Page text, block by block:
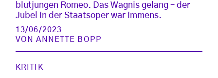
blutjungen Romeo. Das Wagnis gelang – der
Jubel in der Staatsoper war immens.
13/06/2023
VONANNETTE BOPP
KRITIK